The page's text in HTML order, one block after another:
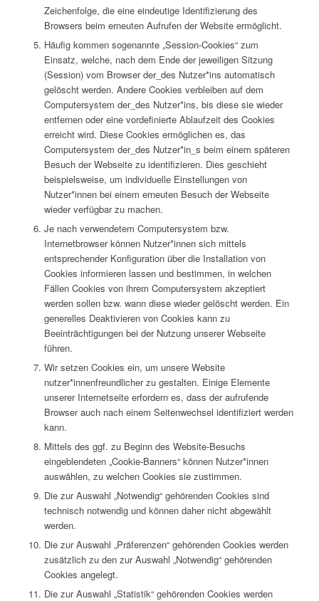
Zeichenfolge, die eine eindeutige Identifizierung des
Browsers beim erneuten Aufrufen der Website ermöglicht.
Häufig kommen sogenannte „Session-Cookies“ zum
Einsatz, welche, nach dem Ende der jeweiligen Sitzung
(Session) vom Browser der_des Nutzer*ins automatisch
gelöscht werden. Andere Cookies verbleiben auf dem
Computersystem der_des Nutzer*ins, bis diese sie wieder
entfernen oder eine vordefinierte Ablaufzeit des Cookies
erreicht wird. Diese Cookies ermöglichen es, das
Computersystem der_des Nutzer*in_s beim einem späteren
Besuch der Webseite zu identifizieren. Dies geschieht
beispielsweise, um individuelle Einstellungen von
Nutzer*innen bei einem erneuten Besuch der Webseite
wieder verfügbar zu machen.
Je nach verwendetem Computersystem bzw.
Internetbrowser können Nutzer*innen sich mittels
entsprechender Konfiguration über die Installation von
Cookies informieren lassen und bestimmen, in welchen
Fällen Cookies von ihrem Computersystem akzeptiert
werden sollen bzw. wann diese wieder gelöscht werden. Ein
generelles Deaktivieren von Cookies kann zu
Beeinträchtigungen bei der Nutzung unserer Webseite
führen.
Wir setzen Cookies ein, um unsere Website
nutzer*innenfreundlicher zu gestalten. Einige Elemente
unserer Internetseite erfordern es, dass der aufrufende
Browser auch nach einem Seitenwechsel identifiziert werden
kann.
Mittels des ggf. zu Beginn des Website-Besuchs
eingeblendeten „Cookie-Banners“ können Nutzer*innen
auswählen, zu welchen Cookies sie zustimmen.
Die zur Auswahl „Notwendig“ gehörenden Cookies sind
technisch notwendig und können daher nicht abgewählt
werden.
Die zur Auswahl „Präferenzen“ gehörenden Cookies werden
zusätzlich zu den zur Auswahl „Notwendig“ gehörenden
Cookies angelegt.
Die zur Auswahl „Statistik“ gehörenden Cookies werden